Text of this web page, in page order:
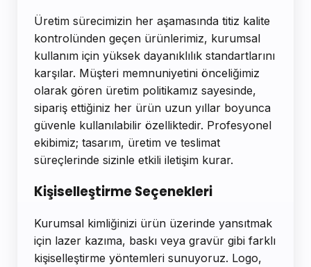
Üretim sürecimizin her aşamasında titiz kalite
kontrolünden geçen ürünlerimiz, kurumsal
kullanım için yüksek dayanıklılık standartlarını
karşılar. Müşteri memnuniyetini önceliğimiz
olarak gören üretim politikamız sayesinde,
sipariş ettiğiniz her ürün uzun yıllar boyunca
güvenle kullanılabilir özelliktedir. Profesyonel
ekibimiz; tasarım, üretim ve teslimat
süreçlerinde sizinle etkili iletişim kurar.
Kişiselleştirme Seçenekleri
Kurumsal kimliğinizi ürün üzerinde yansıtmak
için lazer kazıma, baskı veya gravür gibi farklı
kişiselleştirme yöntemleri sunuyoruz. Logo,